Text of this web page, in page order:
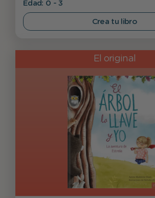
Edad: 0 - 3
Crea tu libro
El original